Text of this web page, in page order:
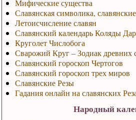
Мифические существа
Славянская символика,
Летоисчисление славян
Славянский календарь Коляды Дар
Круголет Числобога
Сварожий Круг – Зодиак древних
Славянский гороскоп Чертогов
Славянский гороскоп трех миров
Славянские Резы
Гадания онлайн на славянских
Народный